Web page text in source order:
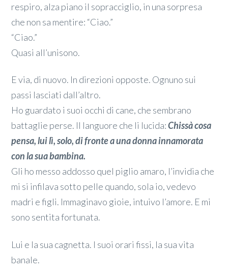
respiro, alza piano il sopracciglio, in una sorpresa
che non sa mentire: “Ciao.”
“Ciao.”
Quasi all’unisono.
E via, di nuovo. In direzioni opposte. Ognuno sui
passi lasciati dall’altro.
Ho guardato i suoi occhi di cane, che sembrano
battaglie perse. Il languore che li lucida:Chissà cosa
pensa, lui lì, solo, di fronte a una donna innamorata
con la sua bambina.
Gli ho messo addosso quel piglio amaro, l’invidia che
mi si infilava sotto pelle quando, sola io, vedevo
madri e figli. Immaginavo gioie, intuivo l’amore. E mi
sono sentita fortunata.
Lui e la sua cagnetta. I suoi orari fissi, la sua vita
banale.